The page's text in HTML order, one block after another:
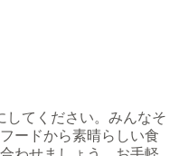
してください。みんなそ
ードから素晴らしい食